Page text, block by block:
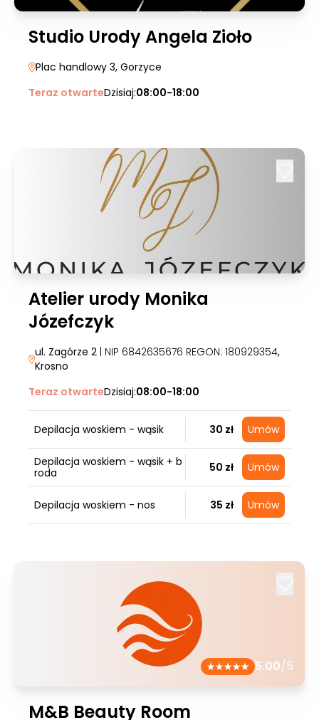
Studio Urody Angela Zioło
Plac handlowy 3, Gorzyce
Teraz otwarteDzisiaj:08:00-18:00
Atelier urody Monika
Józefczyk
ul. Zagórze 2 | NIP 6842635676 REGON: 180929354,
Krosno
Teraz otwarteDzisiaj:08:00-18:00
Depilacja woskiem - wąsik 30 zł Umów
Depilacja woskiem - wąsik + b
roda
50 zł Umów
Depilacja woskiem - nos 35 zł Umów
5.00/5
M&B Beauty Room